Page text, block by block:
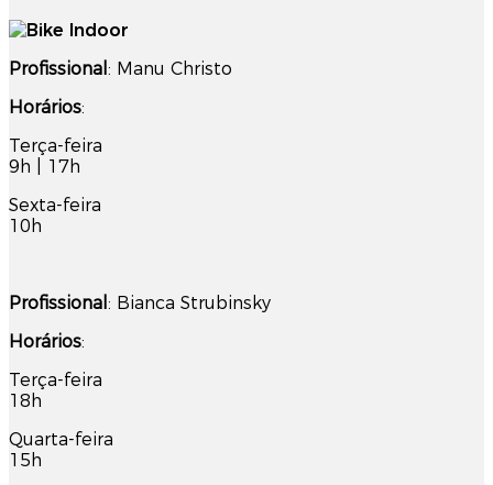
Profissional : Manu Christo
Horários:
Terça-feira
9h | 17h
Sexta-feira
10h
Profissional : Bianca Strubinsky
Horários:
Terça-feira
18h
Quarta-feira
15h